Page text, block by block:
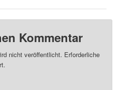
Kommentar
nicht veröffentlicht. Erforderliche